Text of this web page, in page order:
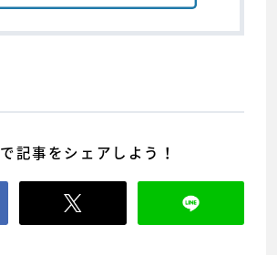
記事をシェアしよう！